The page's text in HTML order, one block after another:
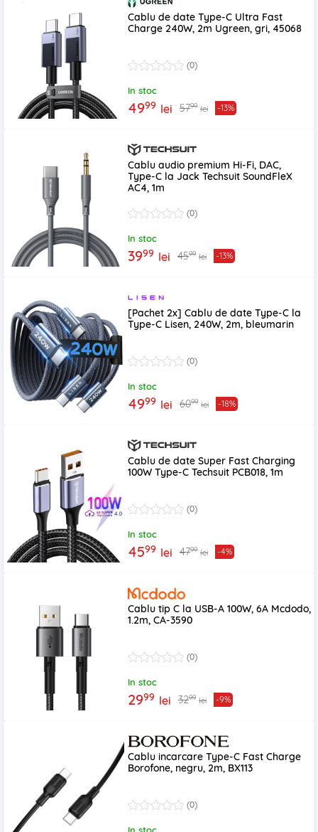
Cablu de date Type-C Ultra Fast
Charge 240W, 2m Ugreen, gri, 45068
(0)
In stoc
4999 lei 5799 lei -13%
Cablu audio premium Hi-Fi, DAC,
Type-C la Jack Techsuit SoundFleX
AC4, 1m
(0)
In stoc
3999 lei 4599 lei -13%
[Pachet 2x] Cablu de date Type-C la
Type-C Lisen, 240W, 2m, bleumarin
(0)
In stoc
4999 lei 6099 lei -18%
Cablu de date Super Fast Charging
100W Type-C Techsuit PCB018, 1m
(0)
In stoc
4599 lei 4799 lei -4%
Cablu tip C la USB-A 100W, 6A Mcdodo,
1.2m, CA-3590
(0)
In stoc
2999 lei 3299 lei -9%
Cablu incarcare Type-C Fast Charge
Borofone, negru, 2m, BX113
(0)